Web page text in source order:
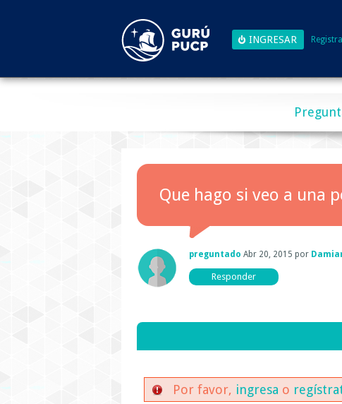
Que hago si veo a una
preguntado Abr 20, 2015 por
Por favor, ingresa o